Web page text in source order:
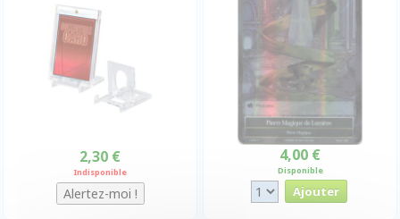
2,30 €
Indisponible
4,00 €
Disponible